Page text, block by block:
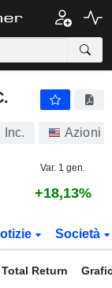
Inc. Azioni
Var. 1 gen.
+18,13%
Società
Return